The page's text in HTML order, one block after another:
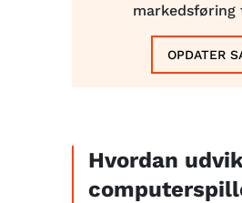
markedsføring
OPDATER
Hvordan